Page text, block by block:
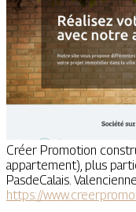
Créer Promotion
appartement), plus
PasdeCalais.
https://